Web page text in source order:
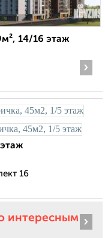
14/16 этаж
›
16
интересным ›